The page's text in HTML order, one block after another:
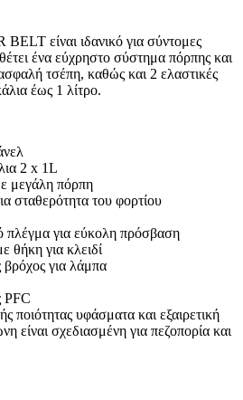
είναι ιδανικό για σύντομες
ένα εύχρηστο σύστημα πόρπης και
τσέπη, καθώς και 2 ελαστικές
έως 1 λίτρο.
2 x 1L
μεγάλη πόρπη
σταθερότητα του φορτίου
πλέγμα για εύκολη πρόσβαση
θήκη για κλειδί
για λάμπα
PFC
ποιότητας υφάσματα και εξαιρετική
είναι σχεδιασμένη για πεζοπορία και